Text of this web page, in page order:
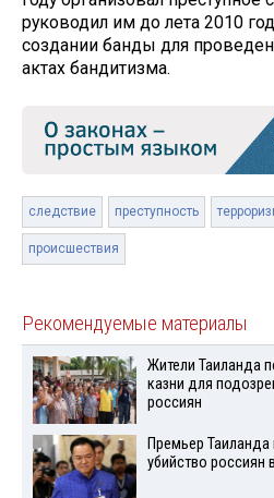
руководил им до лета 2010
создании банды для
актах бандитизма.
следствие преступность
происшествия
Рекомендуемые материалы
Жители Таиланда
казни для
россиян
Премьер Таиланда
убийство россиян